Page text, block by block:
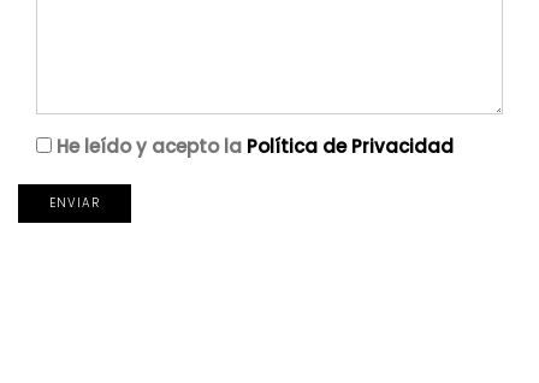
He leído y acepto la Política de Privacidad